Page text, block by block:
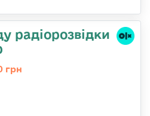
радіорозвідки
грн